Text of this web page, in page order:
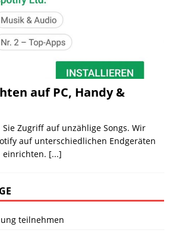
auf PC, Handy &
Zugriff auf unzählige Songs. Wir
auf unterschiedlichen Endgeräten
einrichten. [...]
teilnehmen